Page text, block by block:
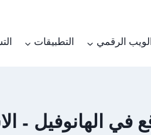
الرقمي التطبيقات
– الاسكندرية